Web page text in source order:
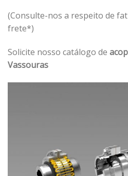
(Consulte-nos a respeito de
frete*)
Solicite nosso catálogo de
Vassouras